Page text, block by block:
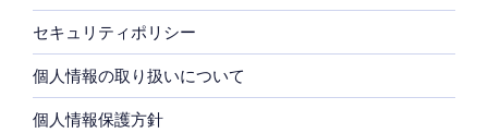
セキュリティポリシー
個人情報の取り扱いについて
個人情報保護方針